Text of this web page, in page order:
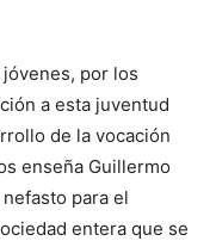
por los
a esta juventud
de la vocación
enseña Guillermo
para el
entera que se